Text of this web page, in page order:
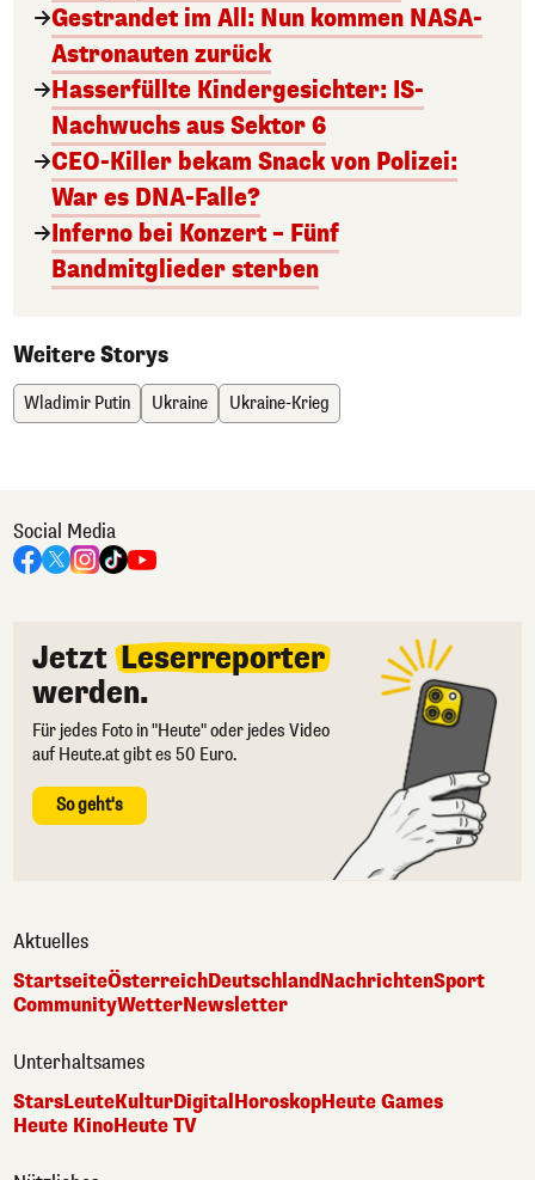
Gestrandet im All: Nun kommen NASA-
Astronauten zurück
Hasserfüllte Kindergesichter: IS-
Nachwuchs aus Sektor 6
CEO-Killer bekam Snack von Polizei:
War es DNA-Falle?
Inferno bei Konzert – Fünf
Bandmitglieder sterben
Weitere Storys
Wladimir Putin Ukraine Ukraine-Krieg
Social Media
Jetzt Leserreporter
werden.
Für jedes Foto in "Heute" oder jedes Video
auf Heute.at gibt es 50 Euro.
So geht's
Aktuelles
StartseiteÖsterreichDeutschlandNachrichtenSport
CommunityWetterNewsletter
Unterhaltsames
StarsLeuteKulturDigitalHoroskopHeute Games
Heute KinoHeute TV